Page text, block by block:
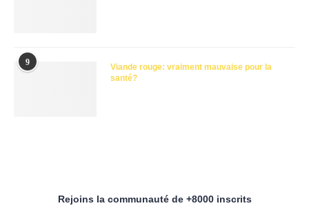
9
Viande rouge: vraiment mauvaise pour la
santé?
Rejoins la communauté de +8000 inscrits